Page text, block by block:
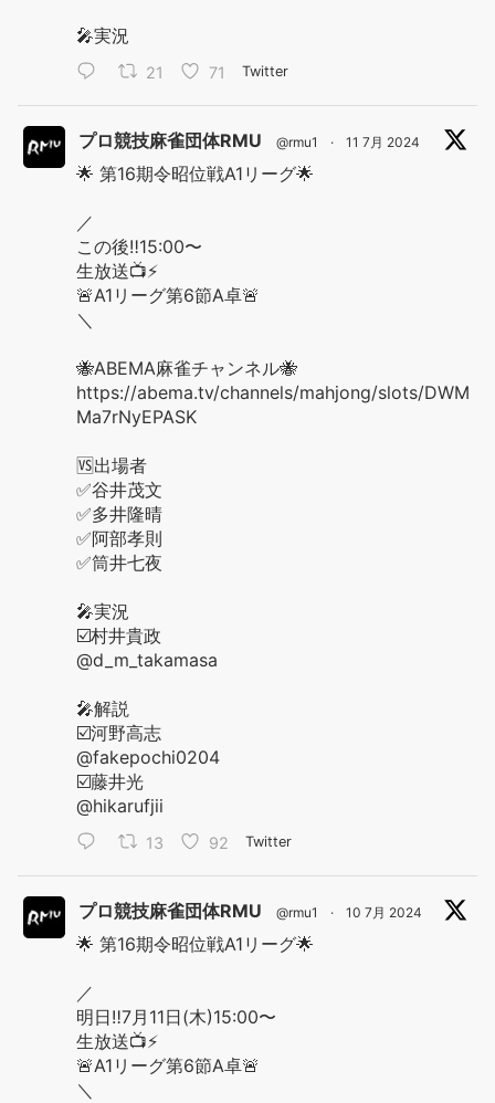
🎤実況
21 71 Twitter
プロ競技麻雀団体RMU @rmu1 · 11 7月 2024
🌟 第16期令昭位戦A1リーグ🌟
／
この後‼️15:00〜
生放送📺⚡️
🚨A1リーグ第6節A卓🚨
＼
🐝ABEMA麻雀チャンネル🐝
https://abema.tv/channels/mahjong/slots/DWM
Ma7rNyEPASK
🆚出場者
✅谷井茂文
✅多井隆晴
✅阿部孝則
✅筒井七夜
🎤実況
☑️村井貴政
@d_m_takamasa
🎤解説
☑️河野高志
@fakepochi0204
☑️藤井光
@hikarufjii
13 92 Twitter
プロ競技麻雀団体RMU @rmu1 · 10 7月 2024
🌟 第16期令昭位戦A1リーグ🌟
／
明日‼️7月11日(木)15:00〜
生放送📺⚡️
🚨A1リーグ第6節A卓🚨
＼